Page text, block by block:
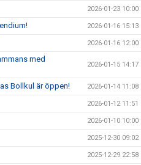
2026-01-23 10:00
2026-01-16 15:13
2026-01-16 12:00
med
2026-01-15 14:17
Bollkul är öppen! 2026-01-14 11:08
2026-01-12 11:51
2026-01-10 10:00
2025-12-30 09:02
2025-12-29 22:58